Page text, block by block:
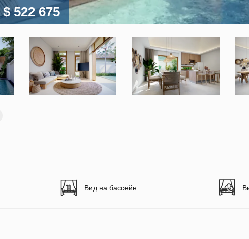
$ 522 675
Вид на бассейн